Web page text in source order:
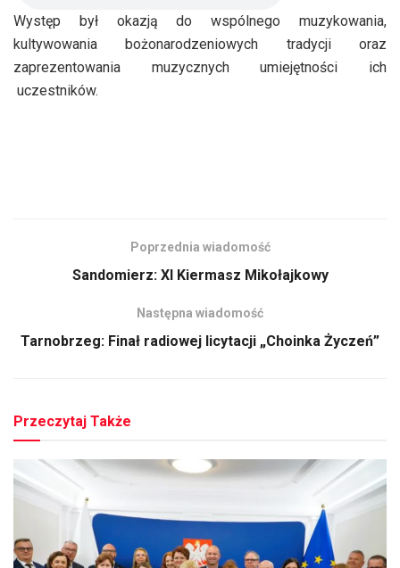
Występ był okazją do wspólnego muzykowania,
kultywowania bożonarodzeniowych tradycji oraz
zaprezentowania muzycznych umiejętności ich
uczestników.
Poprzednia wiadomość
Sandomierz: XI Kiermasz Mikołajkowy
Następna wiadomość
Tarnobrzeg: Finał radiowej licytacji „Choinka Życzeń”
Przeczytaj Także